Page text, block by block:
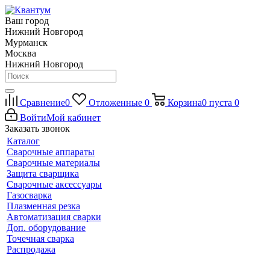
Ваш город
Нижний Новгород
Мурманск
Москва
Нижний Новгород
Сравнение0 Отложенные 0 Корзина0 пуста 0
ВойтиМой кабинет
Заказать звонок
Каталог
Сварочные аппараты
Сварочные материалы
Защита сварщика
Сварочные аксессуары
Газосварка
Плазменная резка
Автоматизация сварки
Доп. оборудование
Точечная сварка
Распродажа